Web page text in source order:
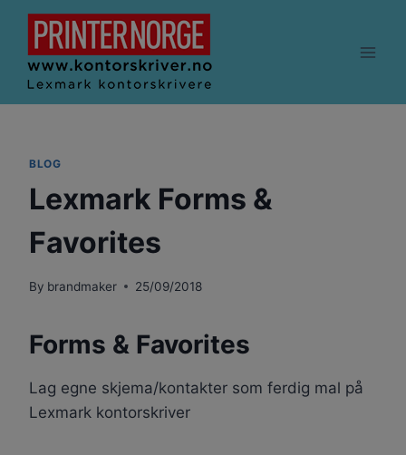
Skip
content
BLOG
Lexmark Forms &
Favorites
By brandmaker 25/09/2018
Forms & Favorites
Lag egne skjema/kontakter som ferdig mal på
Lexmark kontorskriver